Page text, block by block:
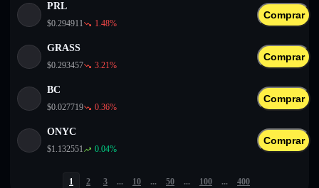
PRL
$0.294911 1.48%
Comprar
GRASS
$0.293457 3.21%
Comprar
BC
$0.027719 0.36%
Comprar
ONYC
$1.132551 0.04%
Comprar
1 2 3 ... 10 ... 50 ... 100 ... 400